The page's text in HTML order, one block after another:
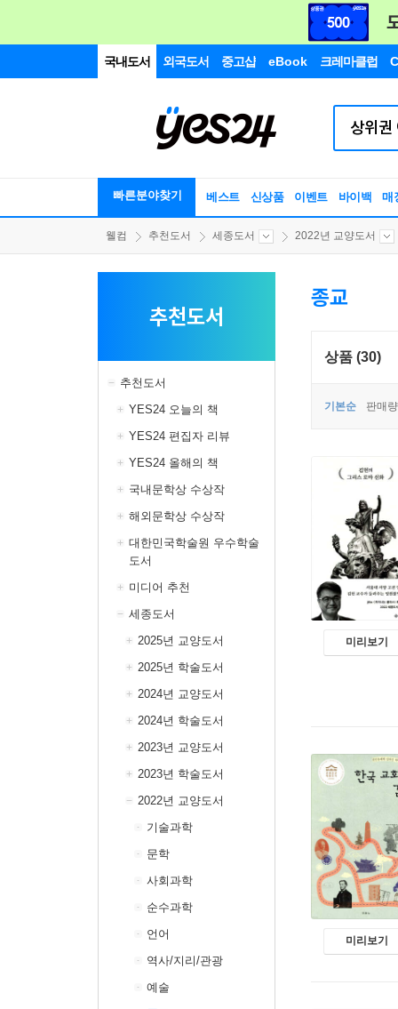
국내도서 외국도서 중고샵 eBook 크레마클럽
빠른분야찾기 베스트 신상품 이벤트 바이백 매
웰컴 추천도서 세종도서 2022년 교양도서
추천도서
추천도서
YES24 오늘의 책
YES24 편집자 리뷰
YES24 올해의 책
국내문학상 수상작
해외문학상 수상작
대한민국학술원 우수학술
도서
미디어 추천
세종도서
2025년 교양도서
2025년 학술도서
2024년 교양도서
2024년 학술도서
2023년 교양도서
2023년 학술도서
2022년 교양도서
기술과학
문학
사회과학
순수과학
언어
역사/지리/관광
예술
종교
상품 (30)
기본순 판매
미리보기
미리보기